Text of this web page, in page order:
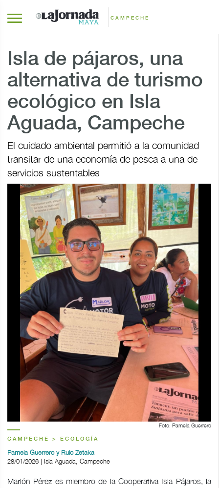
CAMPECHE
Isla de pájaros, una
alternativa de turismo
ecológico en Isla
Aguada, Campeche
El cuidado ambiental permitió a la comunidad
transitar de una economía de pesca a una de
servicios sustentables
Foto: Pamela Guerrero
CAMPECHE > ECOLOGÍA
Pamela Guerrero y Rulo Zetaka
28/01/2026 | Isla Aguada, Campeche
Marlón Pérez es miembro de la Cooperativa Isla Pájaros, la